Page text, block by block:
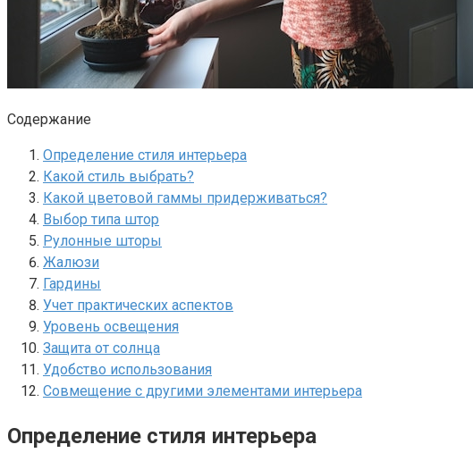
Содержание
Определение стиля интерьера
Какой стиль выбрать?
Какой цветовой гаммы придерживаться?​
Выбор типа штор
Рулонные шторы
Жалюзи
Гардины
Учет практических аспектов
Уровень освещения
Защита от солнца
Удобство использования
Совмещение с другими элементами интерьера
Определение стиля интерьера